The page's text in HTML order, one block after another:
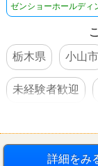
ゼンショーホールディ
栃木県
小山市
未経験者歓迎
詳細をみ